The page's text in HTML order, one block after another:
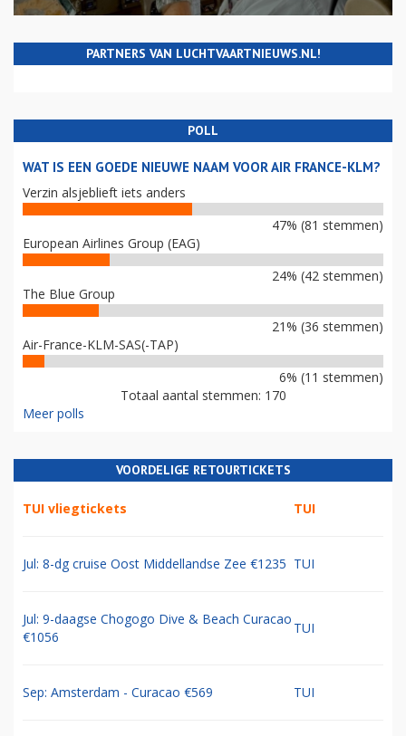
PARTNERS VAN LUCHTVAARTNIEUWS.NL!
POLL
WAT IS EEN GOEDE NIEUWE NAAM VOOR AIR FRANCE-KLM?
Verzin alsjeblieft iets anders
47% (81 stemmen)
European Airlines Group (EAG)
24% (42 stemmen)
The Blue Group
21% (36 stemmen)
Air-France-KLM-SAS(-TAP)
6% (11 stemmen)
Totaal aantal stemmen: 170
Meer polls
VOORDELIGE RETOURTICKETS
TUI vliegtickets TUI
Jul: 8-dg cruise Oost Middellandse Zee €1235 TUI
Jul: 9-daagse Chogogo Dive & Beach Curacao
€1056
TUI
Sep: Amsterdam - Curacao €569 TUI